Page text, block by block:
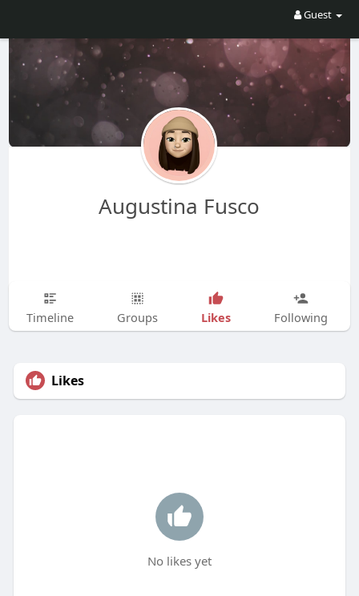
Guest
Augustina Fusco
Timeline Groups Likes Following
Likes
No likes yet